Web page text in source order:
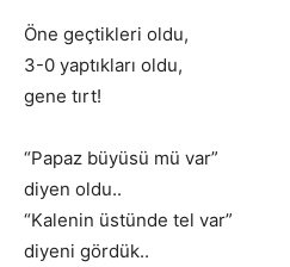
Öne geçtikleri oldu,
3-0 yaptıkları oldu,
gene tırt!
“Papaz büyüsü mü var”
diyen oldu..
“Kalenin üstünde tel var”
diyeni gördük..